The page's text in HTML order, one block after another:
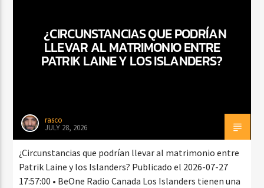
CURRENT SHOW
FIESTA DJ MIX
¿CIRCUNSTANCIAS QUE PODRÍAN
LLEVAR AL MATRIMONIO ENTRE
PATRIK LAINE Y LOS ISLANDERS?
rasco
JULY 28, 2026
¿Circunstancias que podrían llevar al matrimonio entre
Patrik Laine y los Islanders? Publicado el 2026-07-27
17:57:00 • BeOne Radio Canada Los Islanders tienen una